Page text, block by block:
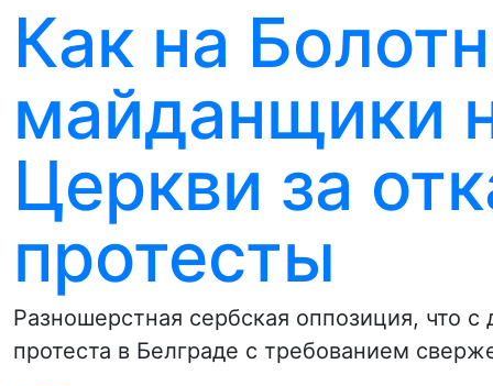
Как на
майданщики
Церкви за
протесты
Разношерстная сербская оппозиция, что
протеста в Белграде с требованием